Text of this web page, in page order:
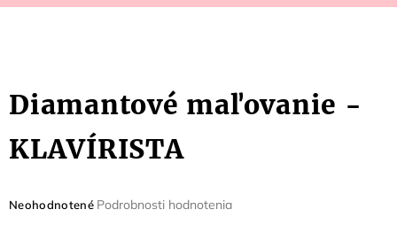
Diamantové maľovanie -
KLAVÍRISTA
Priemerné
Neohodnotené Podrobnosti hodnotenia